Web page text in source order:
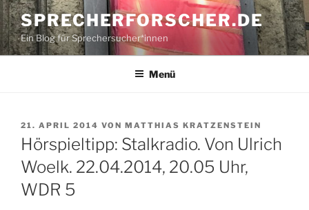
Zum
Inhalt
springen
SPRECHERFORSCHER.DE
Ein Blog für Sprechersucher*innen
Menü
VERÖFFENTLICHT
AM
21. APRIL 2014 VON MATTHIAS KRATZENSTEIN
Hörspieltipp: Stalkradio. Von Ulrich
Woelk. 22.04.2014, 20.05 Uhr,
WDR 5